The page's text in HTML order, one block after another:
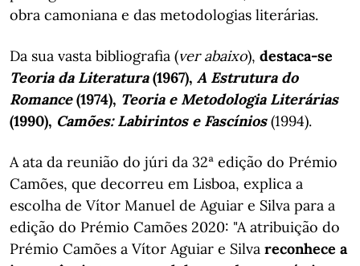
obra camoniana e das metodologias literárias.
Da sua vasta bibliografia (ver abaixo), destaca-se
Teoria da Literatura(1967), A Estrutura do
Romance(1974), Teoria e Metodologia Literárias
(1990), Camões: Labirintos e Fascínios (1994).
A ata da reunião do júri da 32ª edição do Prémio
Camões, que decorreu em Lisboa, explica a
escolha de Vítor Manuel de Aguiar e Silva para a
edição do Prémio Camões 2020: "A atribuição do
Prémio Camões a Vítor Aguiar e Silva reconhece a